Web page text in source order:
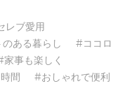
レブ愛用
ある暮らし
#ココロ
家事も楽しく
間
#おしゃれで便利